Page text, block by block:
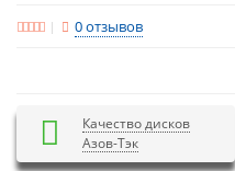
0 отзывов
Качество дисков
Азов-Тэк